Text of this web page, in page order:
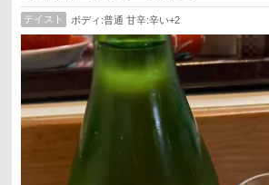
テイスト ボディ:普通 甘辛:辛い+2